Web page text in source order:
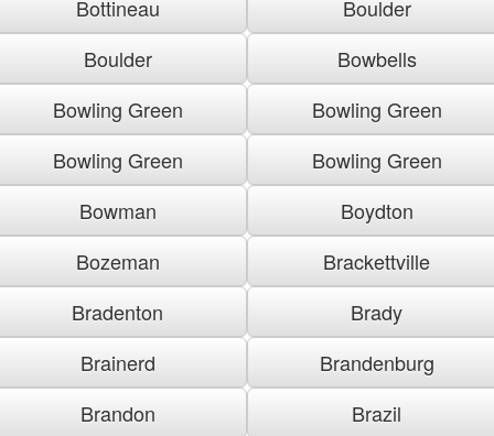
Bottineau
Boulder
Boulder
Bowbells
Bowling Green
Bowling Green
Bowling Green
Bowling Green
Bowman
Boydton
Bozeman
Brackettville
Bradenton
Brady
Brainerd
Brandenburg
Brandon
Brazil